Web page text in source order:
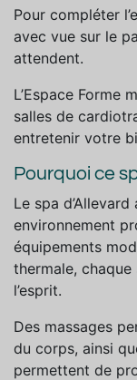
Pour compléter
avec vue sur le
attendent.
L’Espace Forme
salles de
entretenir votre
Pourquoi ce
Le spa
environnement
équipements
thermale,
l’esprit.
Des massages
du corps, ainsi
permettent de